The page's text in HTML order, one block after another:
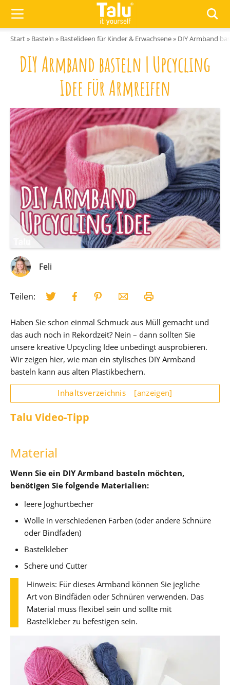
Start» Basteln » Bastelideen für Kinder & Erwachsene» DIY Armband
DIY Armband basteln | Upcycling
Idee für Armreifen
Feli
Teilen:
Haben Sie schon einmal Schmuck aus Müll gemacht und
das auch noch in Rekordzeit? Nein – dann sollten Sie
unsere kreative Upcycling Idee unbedingt ausprobieren.
Wir zeigen hier, wie man ein stylisches DIY Armband
basteln kann aus alten Plastikbechern.
Inhaltsverzeichnis [anzeigen]
Talu Video-Tipp
Material
Wenn Sie ein DIY Armband basteln möchten,
benötigen Sie folgende Materialien:
leere Joghurtbecher
Wolle in verschiedenen Farben (oder andere Schnüre
oder Bindfaden)
Bastelkleber
Schere und Cutter
Hinweis: Für dieses Armband können Sie jegliche
Art von Bindfäden oder Schnüren verwenden. Das
Material muss flexibel sein und sollte mit
Bastelkleber zu befestigen sein.